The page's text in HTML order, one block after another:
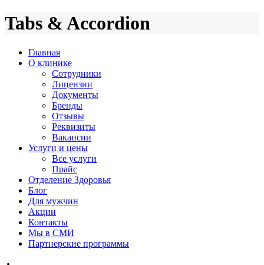
Tabs & Accordion
Главная
О клинике
Сотрудники
Лицензии
Документы
Бренды
Отзывы
Реквизиты
Вакансии
Услуги и цены
Все услуги
Прайс
Отделение Здоровья
Блог
Для мужчин
Акции
Контакты
Мы в СМИ
Партнерские программы